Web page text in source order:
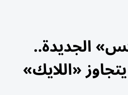
الجديدة..
«اللايك»